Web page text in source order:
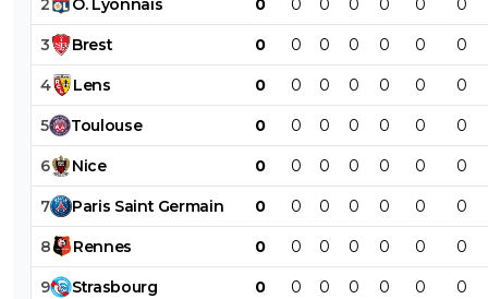
2 O. Lyonnais 0 0 0 0 0 0 0
3 Brest 0 0 0 0 0 0 0
4 Lens 0 0 0 0 0 0 0
5 Toulouse 0 0 0 0 0 0 0
6 Nice 0 0 0 0 0 0 0
7 Paris Saint Germain 0 0 0 0 0 0 0
8 Rennes 0 0 0 0 0 0 0
9 Strasbourg 0 0 0 0 0 0 0